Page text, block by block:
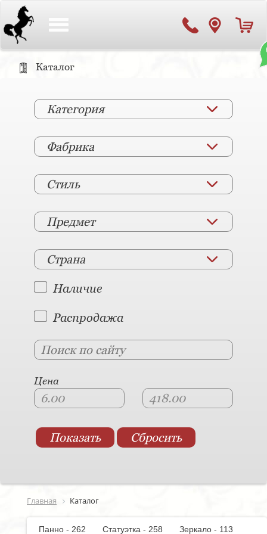
Каталог
Категория
Фабрика
Стиль
Предмет
Страна
Наличие
Распродажа
Цена
Главная Каталог
Панно - 262 Статуэтка - 258
Зеркало - 113